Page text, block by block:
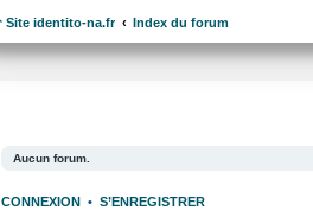
Site identito-na.fr Index du forum
Aucun forum.
CONNEXION • S’ENREGISTRER